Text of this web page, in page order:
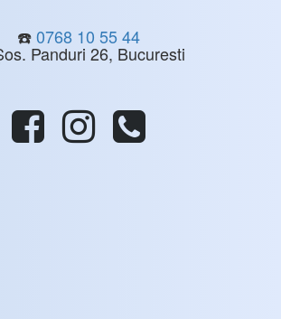
☎️0768 10 55 44
Panduri 26, Bucuresti